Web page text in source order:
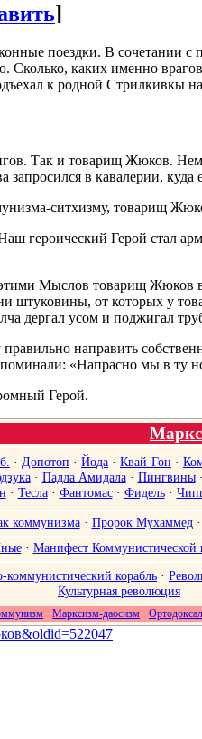
]
поездки. В сочетании
Сколько, каких именно
к родной Стрилкивкы
Так и товарищ Жюков.
в кавалерии, куда
ситхизму, товарищ
героический Герой стал
Мыслов товарищ Жюков в
штуковины, от которых у
дергал усом и поджигал
направить
«Напрасно мы в ту
Герой.
· Допотоп · Йода · Квай-Гон ·
· Падла Амидала· Пингвины·
· Тесла· Фантомас· Фидель·
коммунизма· Пророк Мухаммед·
· Манифест Коммунистической
коммунистический корабль ·
Культурная революция
· Марксизм-даосизм ·